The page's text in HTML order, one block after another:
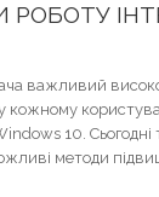
РОБОТУ
важливий
кожному
10. Сьогодні
методи